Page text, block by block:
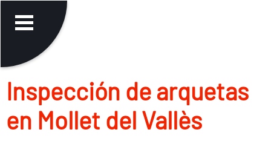
Inspección de arquetas
en Mollet del Vallès